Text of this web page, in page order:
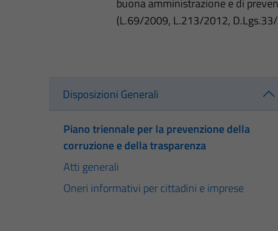
buona amministrazione e di
(L.69/2009, L.213/2012,
Disposizioni Generali
Piano triennale per la prevenzione della
corruzione e della trasparenza
Atti generali
Oneri informativi per cittadini e imprese